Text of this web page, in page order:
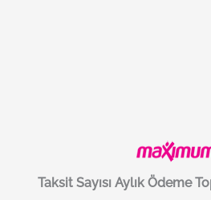
Taksit Sayısı Aylık Ödeme